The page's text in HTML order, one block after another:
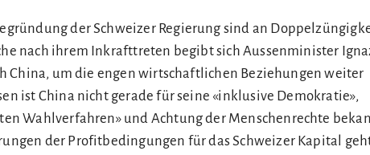
der Schweizer Regierung sind an
nach ihrem Inkrafttreten begibt sich Aussenminister
China, um die engen wirtschaftlichen Beziehungen weiter
ist China nicht gerade für seine «inklusive Demokratie»,
Wahlverfahren» und Achtung der Menschenrechte
der Profitbedingungen für das Schweizer Kapital